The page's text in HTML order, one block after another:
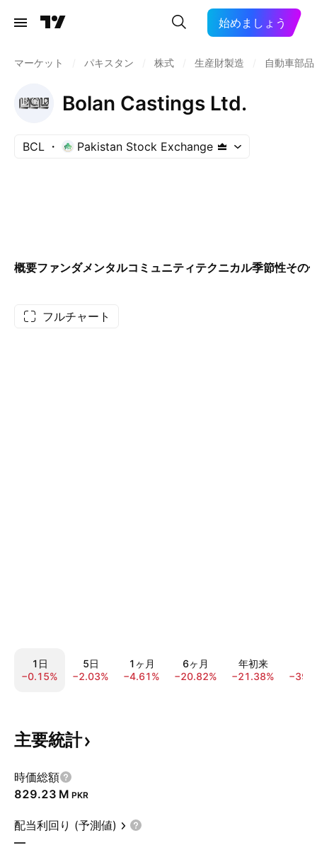
始めましょう
マーケット パキスタン 株式 生産財製造 自動車部品
Bolan Castings Ltd.
BCL Pakistan Stock Exchange
概要ファンダメンタルコミュニティテクニカル季節性その
フルチャート
1日
−0.15%
5日
−2.03%
1ヶ月
−4.61%
6ヶ月
−20.82%
年初来
−21.38%
主要統計
時価総額
‪829.23 M‬ PKR
配当利回り (予測値)
—